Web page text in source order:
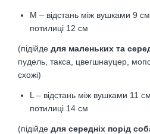
M – відстань між вушками 9
потилиці 12 см
(підійде для маленьких та
пудель, такса, цвегшнауцер,
схожі)
L – відстань між вушками 11
потилиці 14 см
(підійде для середніх порід